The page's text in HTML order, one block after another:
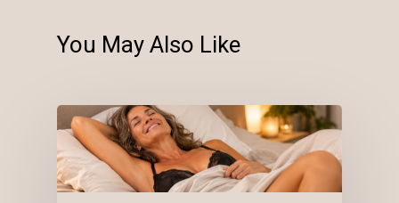
You May Also Like